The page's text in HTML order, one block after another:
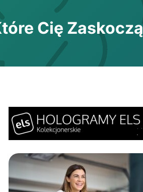
Cię Zaskoczą